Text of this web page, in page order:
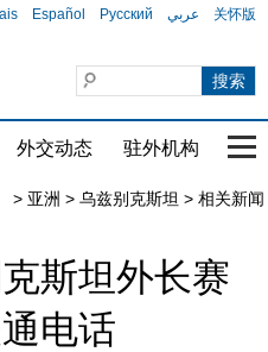
Español Русский عربي 关怀版
外交动态 驻外机构 国
> 亚洲 > 乌兹别克斯坦 > 相关新闻
斯坦外长赛
电话